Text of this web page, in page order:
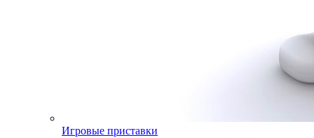
Игровые приставки